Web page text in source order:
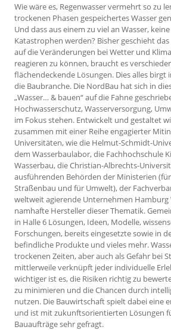
Wie wäre es, Regenwasser vermehrt so zu
trockenen Phasen gespeichertes Wasser
Und dass aus einem zu viel an Wasser,
Katastrophen werden? Bisher geschieht
auf die Veränderungen bei Wetter und
reagieren zu können, braucht es
flächendeckende Lösungen. Dies alles birgt
die Baubranche. Die NordBau hat sich in
„Wasser… & bauen“ auf die Fahne
Hochwasserschutz, Wasserversorgung,
im Fokus stehen. Entwickelt und gestaltet
zusammen mit einer Reihe engagierter
Universitäten, wie die Helmut-Schmidt-
dem Wasserbaulabor, die Fachhochschule
Wasserbau, die Christian-Albrechts-
ausführenden Behörden der Ministerien
Straßenbau und für Umwelt), der
weltweit agierende Unternehmen Hamburg
namhafte Hersteller dieser Thematik.
in Halle 6 Lösungen, Ideen, Modelle,
Forschungen, bereits eingesetzte sowie in
befindliche Produkte und vieles mehr.
trockenen Zeiten, aber auch als Gefahr bei
mittlerweile verknüpft jeder individuelle
wichtiger ist es, die Risiken richtig zu
zu minimieren und die Chancen durch
nutzen. Die Bauwirtschaft spielt dabei eine
und ist mit zukunftsorientierten Lösungen
Bauaufträge sehr gefragt.